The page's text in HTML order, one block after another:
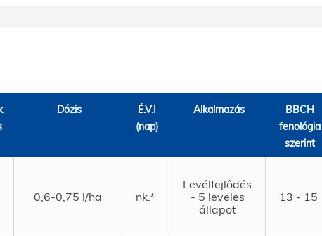
Dózis
É.V.I
(nap)
Alkalmazás
BBCH
fenológia
szerint
0,6-0,75 l/ha nk.*
Levélfejlődés
- 5 leveles
állapot
13 - 15